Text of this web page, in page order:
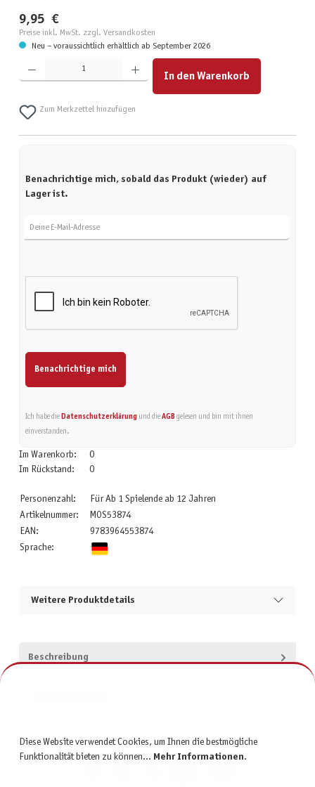
9,95 €
Preise inkl. MwSt. zzgl. Versandkosten
Neu – voraussichtlich erhältlich ab September 2026
Produkt Anzahl: Gib den gewünschten Wert ein oder benutze die Schaltflächen um die Anzahl zu
In den Warenkorb
Zum Merkzettel hinzufügen
Benachrichtige mich, sobald das Produkt (wieder) auf
Lager ist.
Benachrichtige mich
Ich habe die Datenschutzerklärungund die AGBgelesen und bin mit ihnen
einverstanden.
Im Warenkorb:
0
Im Rückstand:
0
Personenzahl:
Für Ab 1 Spielende ab 12 Jahren
Artikelnummer:
MOS53874
EAN:
9783964553874
Sprache:
Weitere Produktdetails
Beschreibung
Diese Website verwendet Cookies, um Ihnen die bestmögliche
Funktionalität bieten zu können... Mehr Informationen.